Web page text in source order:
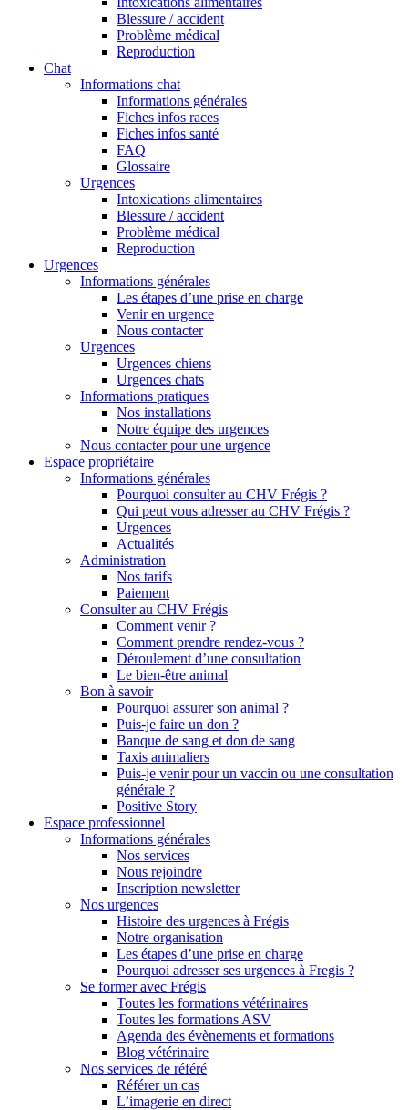
Blessure / accident
Problème médical
Reproduction
Chat
Informations chat
Informations générales
Fiches infos races
Fiches infos santé
FAQ
Glossaire
Urgences
Intoxications alimentaires
Blessure / accident
Problème médical
Reproduction
Urgences
Informations générales
Les étapes d’une prise en charge
Venir en urgence
Nous contacter
Urgences
Urgences chiens
Urgences chats
Informations pratiques
Nos installations
Notre équipe des urgences
Nous contacter pour une urgence
Espace propriétaire
Informations générales
Pourquoi consulter au CHV Frégis ?
Qui peut vous adresser au CHV Frégis ?
Urgences
Actualités
Administration
Nos tarifs
Paiement
Consulter au CHV Frégis
Comment venir ?
Comment prendre rendez-vous ?
Déroulement d’une consultation
Le bien-être animal
Bon à savoir
Pourquoi assurer son animal ?
Puis-je faire un don ?
Banque de sang et don de sang
Taxis animaliers
Puis-je venir pour un vaccin ou une consultation
générale ?
Positive Story
Espace professionnel
Informations générales
Nos services
Nous rejoindre
Inscription newsletter
Nos urgences
Histoire des urgences à Frégis
Notre organisation
Les étapes d’une prise en charge
Pourquoi adresser ses urgences à Fregis ?
Se former avec Frégis
Toutes les formations vétérinaires
Toutes les formations ASV
Agenda des évènements et formations
Blog vétérinaire
Nos services de référé
Référer un cas
L’imagerie en direct